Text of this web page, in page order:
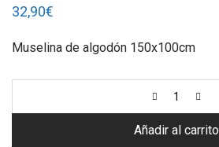
32,90€
Muselina de algodón 150x100cm
Añadir al carrito